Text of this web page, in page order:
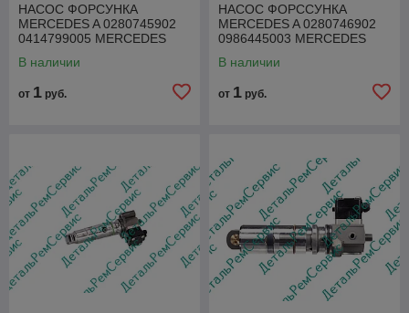
НАСОС ФОРСУНКА
MERCEDES A 0280745902
0414799005 MERCEDES
В наличии
от 1 руб.
НАСОС ФОРССУНКА
MERCEDES A 0280746902
0986445003 MERCEDES
В наличии
от 1 руб.